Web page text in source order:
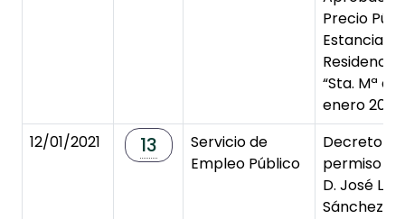
Precio
Estancias
“Sta. Mª
enero 2021
12/01/2021
13
Servicio de
Empleo Público
Decreto
permiso
D. José
Sánchez.